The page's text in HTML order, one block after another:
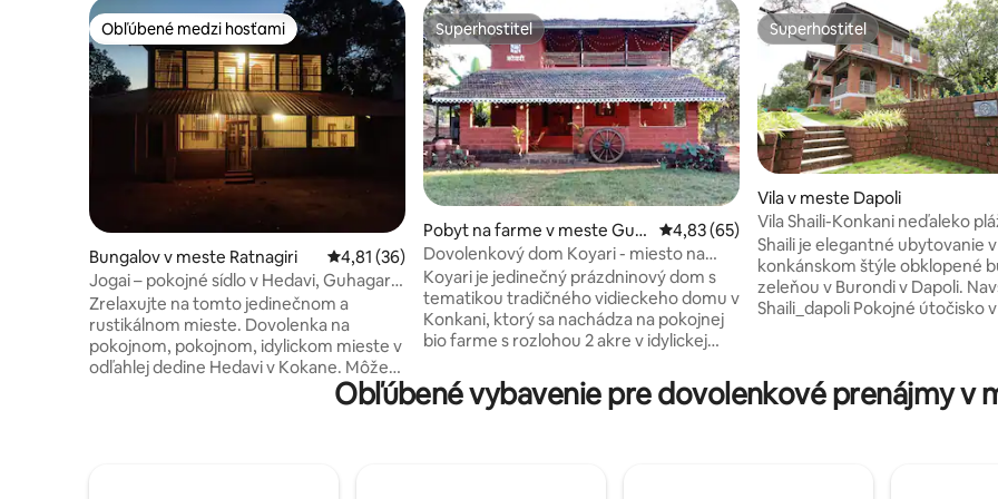
Obľúbené medzi hosťami
Obľúbené medzi hosťami
Bungalov v meste Ratnagiri Priemerné ohodnotenie 4,81 z 5, počet hodnotení: 36
4,81 (36)
Jogai – pokojné sídlo v Hedavi, Guhagar,
Kokan
Zrelaxujte na tomto jedinečnom a
rustikálnom mieste. Dovolenka na
pokojnom, pokojnom, idylickom mieste v
odľahlej dedine Hedavi v Kokane. Môžete
si vychutnať bizarnú architektúru
historického domu z konca 19. storočia -
Superhostiteľ
Superhostiteľ
Pobyt na farme v meste Guh
agar
Priemerné ohodnotenie 4,83 z 5, počet
4,83 (65)
Dovolenkový dom Koyari - miesto na
rodinné puto
Koyari je jedinečný prázdninový dom s
tematikou tradičného vidieckeho domu v
Konkani, ktorý sa nachádza na pokojnej
bio farme s rozlohou 2 akre v idylickej
je síce rustikálny, ale ponúka všetko
moderné vybavenie, ktoré poskytuje
Superhostiteľ
Superhostiteľ
Vila v meste Dapoli
Vila Shaili-Konkani neďaleko
Tamastirth, Dapoli
Shaili je elegantné ubytovanie v
konkánskom štýle obklopené
zeleňou v Burondi v Dapoli.
Shaili_dapoli Pokojné útočisko v srdci
vybavenia. Vo vile je k dispozícii
autentická konkánska
Obľúbené vybavenie pre dovolenkové prenájmy v